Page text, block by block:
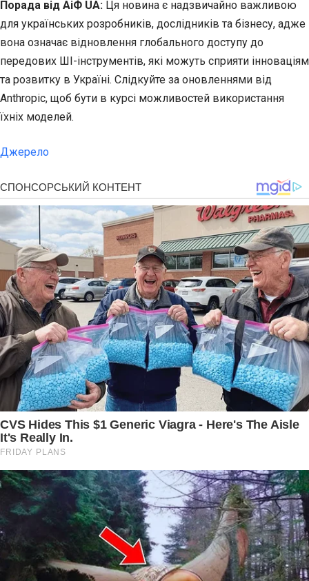
Порада від АіФ UA: Ця новина є надзвичайно важливою
для українських розробників, дослідників та бізнесу, адже
вона означає відновлення глобального доступу до
передових ШІ-інструментів, які можуть сприяти інноваціям
та розвитку в Україні. Слідкуйте за оновленнями від
Anthropic, щоб бути в курсі можливостей використання
їхніх моделей.
Джерело